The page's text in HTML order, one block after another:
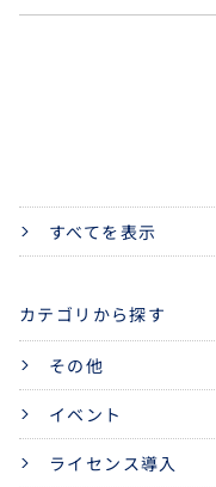
すべてを表示
カテゴリから探す
その他
イベント
ライセンス導入